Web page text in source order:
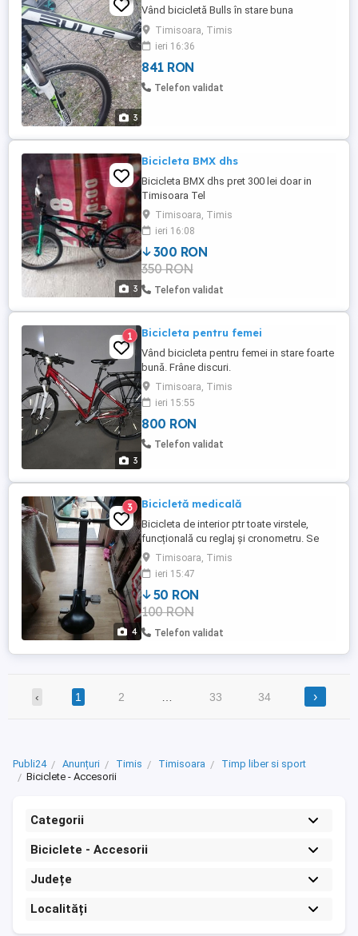
3
Vând bicicletă Bulls în stare buna
Timisoara, Timis
ieri 16:36
841 RON
Telefon validat
3
Bicicleta BMX dhs
Bicicleta BMX dhs pret 300 lei doar in
Timisoara Tel
Timisoara, Timis
ieri 16:08
300 RON
350 RON
Telefon validat
3
1 Bicicleta pentru femei
Vând bicicleta pentru femei in stare foarte
bună. Frâne discuri.
Timisoara, Timis
ieri 15:55
800 RON
Telefon validat
4
3 Bicicletă medicală
Bicicleta de interior ptr toate virstele,
funcțională cu reglaj și cronometru. Se
oferă și transportul dacă doriți
Timisoara, Timis
ieri 15:47
50 RON
100 RON
Telefon validat
‹ 1 2 33 34 ›
Publi24 Anunțuri Timis Timisoara
Timp liber si sport
Biciclete - Accesorii
Categorii
Biciclete - Accesorii
Județe
Localități